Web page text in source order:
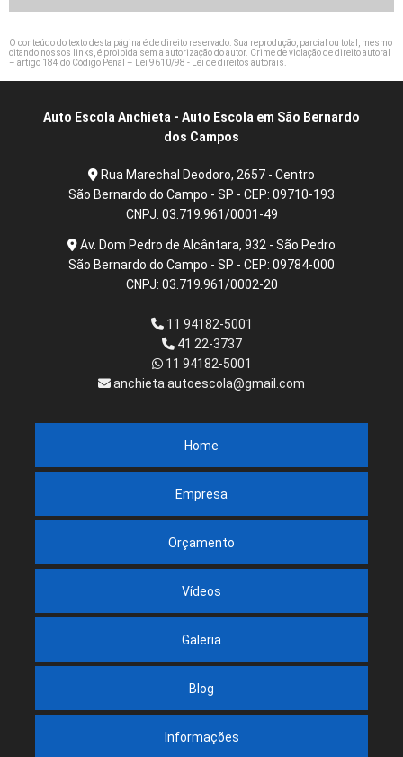
O conteúdo do texto desta página é de direito reservado. Sua reprodução, parcial ou total, mesmo
citando nossos links, é proibida sem a autorização do autor. Crime de violação de direito autoral
– artigo 184 do Código Penal –
Lei 9610/98 - Lei de direitos autorais
Auto Escola Anchieta - Auto Escola em São Bernardo
dos Campos
Rua Marechal Deodoro, 2657 - Centro
São Bernardo do Campo - SP - CEP: 09710-193
CNPJ: 03.719.961/0001-49
Av. Dom Pedro de Alcântara, 932 - São Pedro
São Bernardo do Campo - SP - CEP: 09784-000
CNPJ: 03.719.961/0002-20
11 94182-5001
41 22-3737
11 94182-5001
anchieta.autoescola@gmail.com
Home
Empresa
Orçamento
Vídeos
Galeria
Blog
Informações